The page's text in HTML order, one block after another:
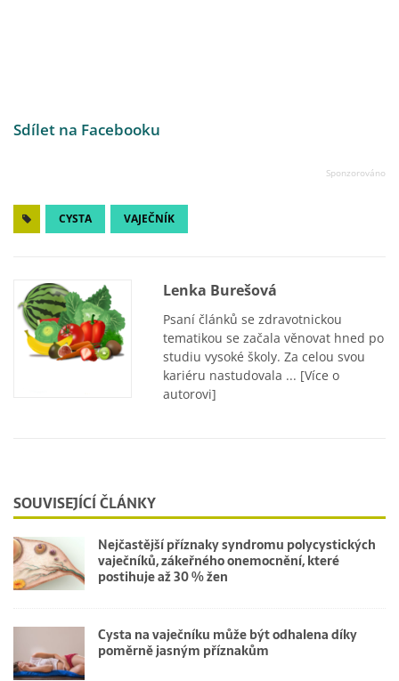
Sdílet na Facebooku
CYSTA VAJEČNÍK
Lenka Burešová
Psaní článků se zdravotnickou
tematikou se začala věnovat hned po
studiu vysoké školy. Za celou svou
kariéru nastudovala ... [Více o
autorovi]
SOUVISEJÍCÍ ČLÁNKY
Nejčastější příznaky syndromu polycystických
vaječníků, zákeřného onemocnění, které
postihuje až 30 % žen
Cysta na vaječníku může být odhalena díky
poměrně jasným příznakům